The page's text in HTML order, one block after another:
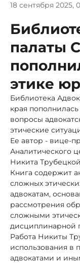
18 сентября 2025,
палаты
этике
Библиотека
края
вопросы
этические
Ее автор - вице-
Аналитического
Никита
Книга содержит
сложных
адвокатам,
рассмотрения
сложными
дисциплинарной
Работа Никиты
использования в
адвокатами и